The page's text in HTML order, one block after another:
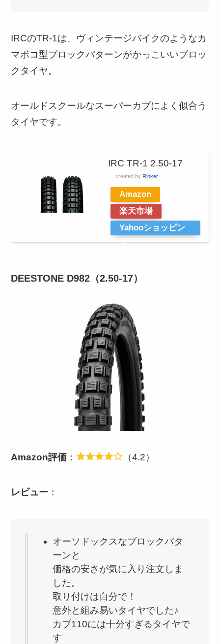
IRCのTR-1は、ヴィンテージバイクのようなカ
マボコ型ブロックパターンがかっこいいブロッ
クタイヤ。
オールドスクールなスーパーカブによく似合う
タイヤです。
IRC TR-1 2.50-17
created by Rinker
Amazon
楽天市場
Yahooショッピン
グ
DEESTONE D982（2.50-17）
Amazon評価 ： （4.2）
レビュー ：
オーソドックスなブロックパタ
ーンと
価格の安さが気に入り注文しま
した。
取り付けは自分で！
意外と組み易いタイヤでした♪
カブ110には十分すぎるタイヤで
す